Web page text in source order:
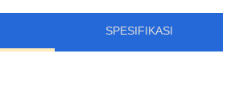
SPESIFIKASI